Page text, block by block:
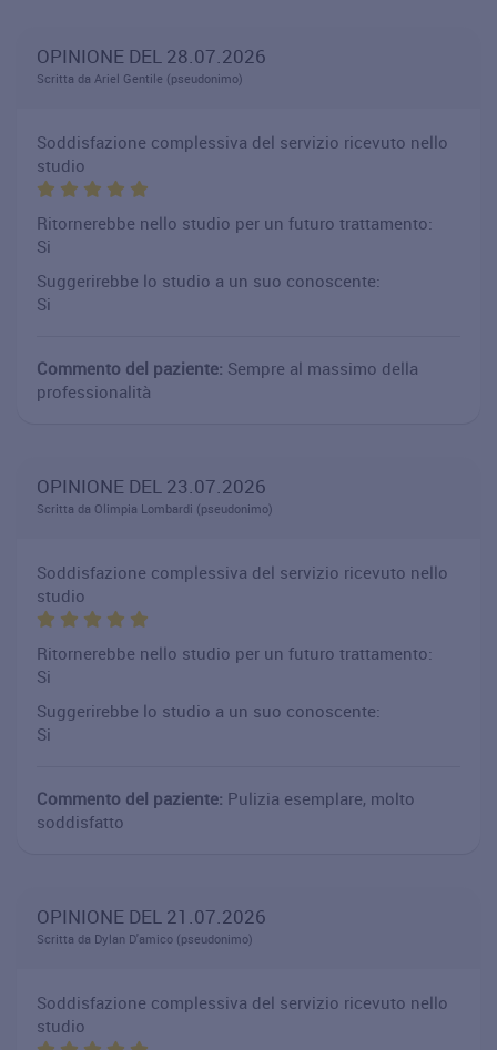
OPINIONE DEL 28.07.2026
Scritta da Ariel Gentile (pseudonimo)
Soddisfazione complessiva del servizio ricevuto nello
studio
Ritornerebbe nello studio per un futuro trattamento:
Si
Suggerirebbe lo studio a un suo conoscente:
Si
Commento del paziente: Sempre al massimo della
professionalità
OPINIONE DEL 23.07.2026
Scritta da Olimpia Lombardi (pseudonimo)
Soddisfazione complessiva del servizio ricevuto nello
studio
Ritornerebbe nello studio per un futuro trattamento:
Si
Suggerirebbe lo studio a un suo conoscente:
Si
Commento del paziente: Pulizia esemplare, molto
soddisfatto
OPINIONE DEL 21.07.2026
Scritta da Dylan D'amico (pseudonimo)
Soddisfazione complessiva del servizio ricevuto nello
studio